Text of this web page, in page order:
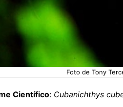
Foto de Tony
Científico: Cubanichthys